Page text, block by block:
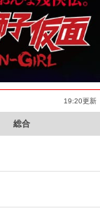
19:20更新
総合